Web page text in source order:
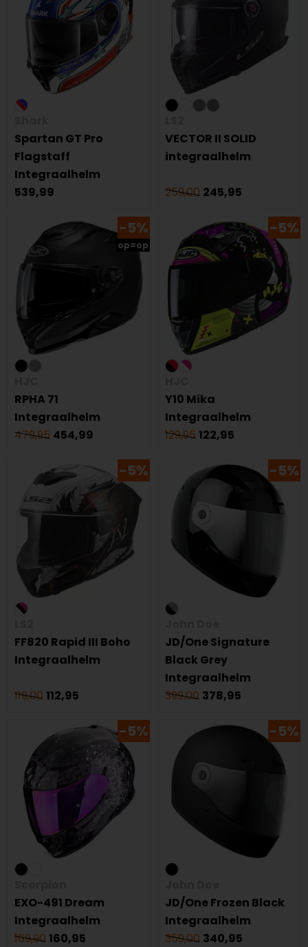
Spartan GT Pro
Flagstaff
Integraalhelm
539,99
VECTOR II SOLID
integraalhelm
259,00 245,95
-5%
op=op
RPHA 71
Integraalhelm
479,95 454,99
-5%
Y10 Mika
Integraalhelm
129,95 122,95
-5%
FF820 Rapid III Boho
Integraalhelm
119,00112,95
-5%
JD/One Signature
Black Grey
Integraalhelm
399,00 378,95
-5%
EXO-491 Dream
Integraalhelm
169,90 160,95
-5%
JD/One Frozen Black
Integraalhelm
359,00 340,95